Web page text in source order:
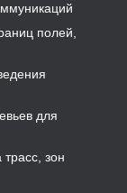
полей,
для
трасс, зон